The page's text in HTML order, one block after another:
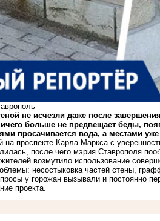
не исчезли даже после
больше не предвещает беды,
просачивается вода, а местами
на проспекте Карла Маркса с
после чего мэрия Ставрополя
возмутило использование
несостыковка частей стены,
у горожан вызывали и постоянно
проекта.